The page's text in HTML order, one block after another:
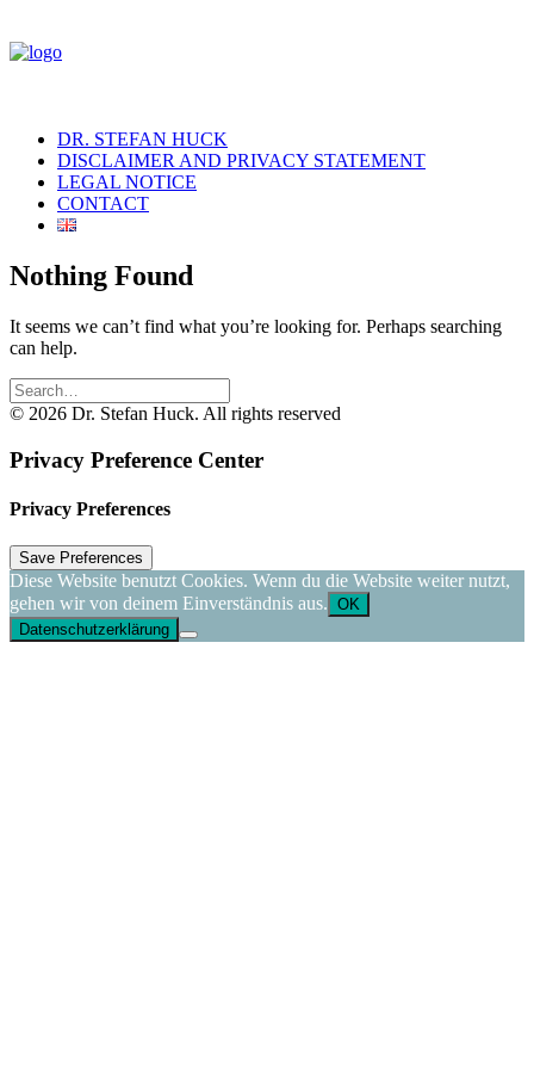
DR. STEFAN HUCK
DISCLAIMER AND PRIVACY STATEMENT
LEGAL NOTICE
CONTACT
Nothing Found
It seems we can’t find what you’re looking for. Perhaps searching
can help.
© 2026 Dr. Stefan Huck. All rights reserved
Privacy Preference Center
Privacy Preferences
Diese Website benutzt Cookies. Wenn du die Website weiter nutzt,
gehen wir von deinem Einverständnis aus. OK
Datenschutzerklärung